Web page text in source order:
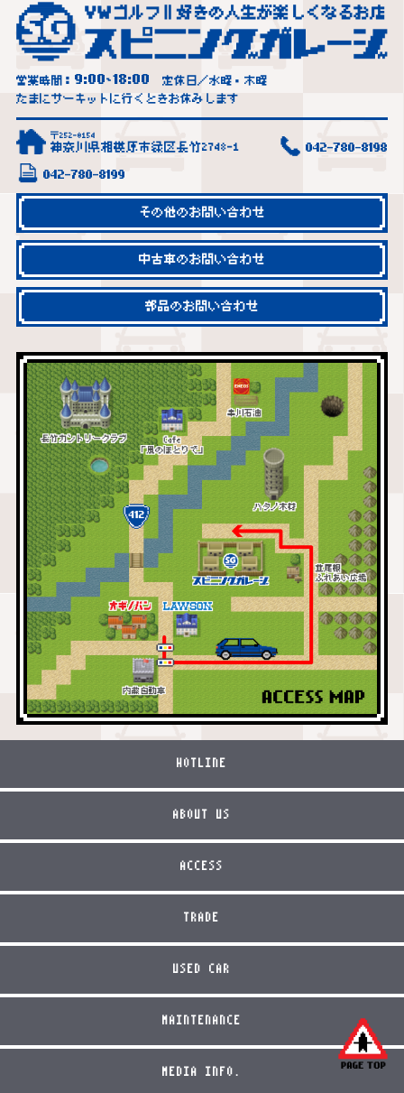
営業時間： 9:00~18:00
定休日／水曜・木曜
たまにサーキットに行くときお休みします
〒252-0154
神奈川県相模原市緑区長竹2748-1 042-780-8198
042-780-8199
その他のお問い合わせ
中古車のお問い合わせ
部品のお問い合わせ
HOTLINE
ABOUT US
ACCESS
TRADE
USED CAR
MAINTENANCE
MEDIA INFO.